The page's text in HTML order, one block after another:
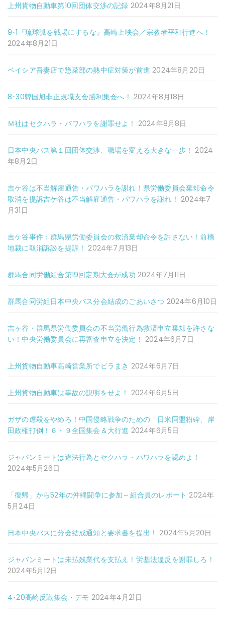
上州貨物自動車第10回団体交渉の記録 2024年8月21日
9･1『琉球弧を戦場にするな』高崎上映会／宗教者平和行進へ！
2024年8月21日
ベイシア吾妻店で惣菜部の熱中症対策が前進 2024年8月20日
8･30韓国旭非正規職支会勝利集会へ！ 2024年8月18日
Ｍ社はセクハラ・パワハラを謝罪せよ！ 2024年8月8日
日本中央バス第１回団体交渉、職場を変える大きな一歩！ 2024
年8月2日
吉ケ谷は不当解雇通告・パワハラを謝れ！県労働委員会棄却命令
取消を提訴吉ケ谷は不当解雇通告・パワハラを謝れ！ 2024年7
月31日
吉ケ谷事件：群馬県労働委員会の救済棄却命令を許さない！前橋
地裁に取消訴訟を提訴！ 2024年7月13日
群馬合同労働組合第19回定期大会が成功 2024年7月11日
群馬合同労組日本中央バス分会結成のごあいさつ 2024年6月10日
吉ヶ谷・群馬県労働委員会の不当労働行為救済申立棄却を許さな
い！中央労働委員会に再審査申立を決定！ 2024年6月7日
上州貨物自動車高崎営業所でビラまき 2024年6月7日
上州貨物自動車は事故の説明をせよ！ 2024年6月5日
ガザの虐殺をやめろ！中国侵略戦争のための 日米同盟粉砕、岸
田政権打倒！６・９全国集会＆大行進 2024年6月5日
ジャパンミートは違法行為とセクハラ・パワハラを認めよ！
2024年5月26日
「復帰」から52年の沖縄闘争に参加～組合員のレポート 2024年
5月24日
日本中央バスに分会結成通知と要求書を提出！ 2024年5月20日
ジャパンミートは未払残業代を支払え！労基法違反を謝罪しろ！
2024年5月12日
4･20高崎反戦集会・デモ 2024年4月21日